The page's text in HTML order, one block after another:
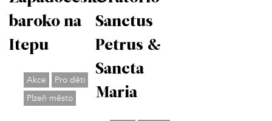
baroko na
Itepu
Akce
Pro děti
Plzeň město
Sanctus
Petrus &
Sancta
Maria